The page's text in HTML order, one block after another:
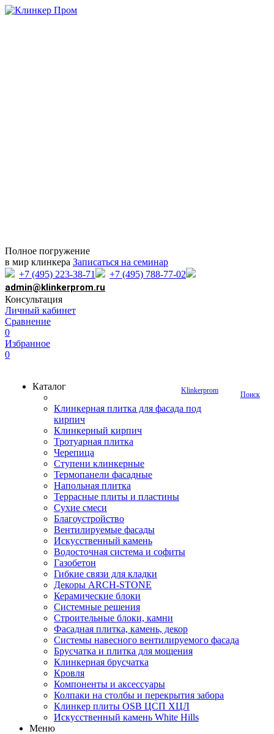
Полное погружение
в мир клинкера Записаться на семинар
+7 (495) 223-38-71
+7 (495) 788-77-02
admin@klinkerprom.ru
Консультация
Личный кабинет
Сравнение
0
Избранное
0
Поиск
Klinkerprom
Каталог
Клинкерная плитка для фасада под
кирпич
Клинкерный кирпич
Тротуарная плитка
Черепица
Ступени клинкерные
Термопанели фасадные
Напольная плитка
Террасные плиты и пластины
Сухие смеси
Благоустройство
Вентилируемые фасады
Искусственный камень
Водосточная система и софиты
Газобетон
Гибкие связи для кладки
Декоры ARCH-STONE
Керамические блоки
Системные решения
Строительные блоки, камни
Фасадная плитка, камень, декор
Системы навесного вентилируемого фасада
Брусчатка и плитка для мощения
Клинкерная брусчатка
Кровля
Компоненты и аксессуары
Колпаки на столбы и перекрытия забора
Клинкер плиты OSB ЦСП ХЦЛ
Искусственный камень White Hills
Меню